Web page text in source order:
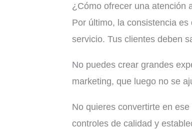
¿Cómo ofrecer una atención
Por último, la consistencia
servicio. Tus clientes deben
No puedes crear grandes
marketing, que luego no se
No quieres convertirte en
controles de calidad y